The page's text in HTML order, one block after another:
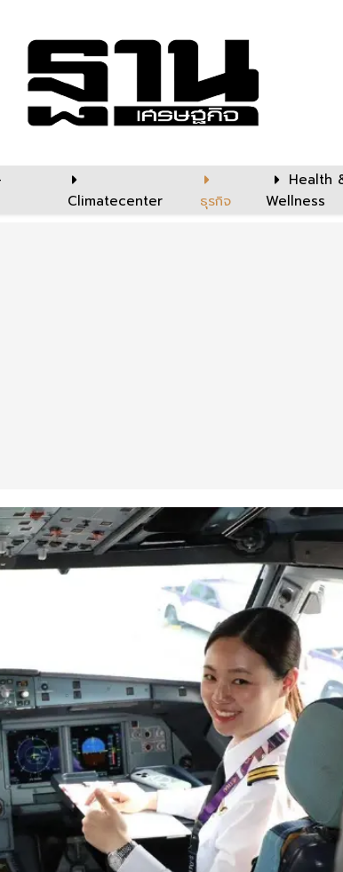
Climatecenter ธุรกิจ
Health
Wellness